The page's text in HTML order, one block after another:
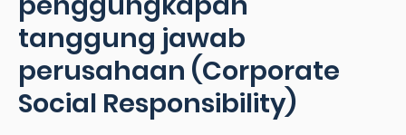
tanggung jawab
perusahaan (Corporate
Social Responsibility)